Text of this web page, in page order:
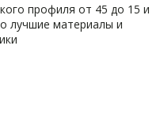
профиля от 45 до 15 и
лучшие материалы и